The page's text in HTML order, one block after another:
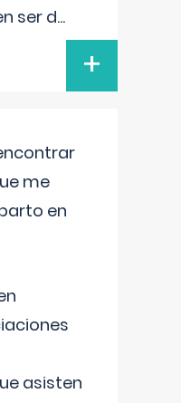
ser d...
+
me
en
asisten